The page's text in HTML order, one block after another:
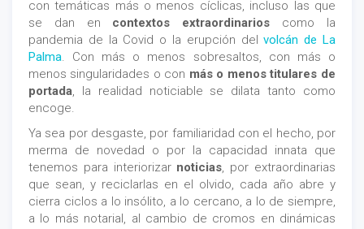
con temáticas más o menos cíclicas, incluso las que
se dan en contextos extraordinarios como la
pandemia de la Covid o la erupción delvolcán de La
Palma. Con más o menos sobresaltos, con más o
menos singularidades o con más o menos titulares de
portada, la realidad noticiable se dilata tanto como
encoge.
Ya sea por desgaste, por familiaridad con el hecho, por
merma de novedad o por la capacidad innata que
tenemos para interiorizar noticias, por extraordinarias
que sean, y reciclarlas en el olvido, cada año abre y
cierra ciclos a lo insólito, a lo cercano, a lo de siempre,
a lo más notarial, al cambio de cromos en dinámicas